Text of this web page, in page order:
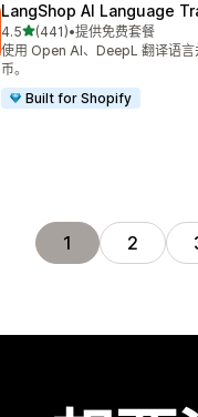
LangShop AI Language
4.5星（满分 5 星）
(441)
总共 441 条评论
•提供免费套餐
使用 Open AI、DeepL 翻译语言
币。
Built for Shopify
1 2